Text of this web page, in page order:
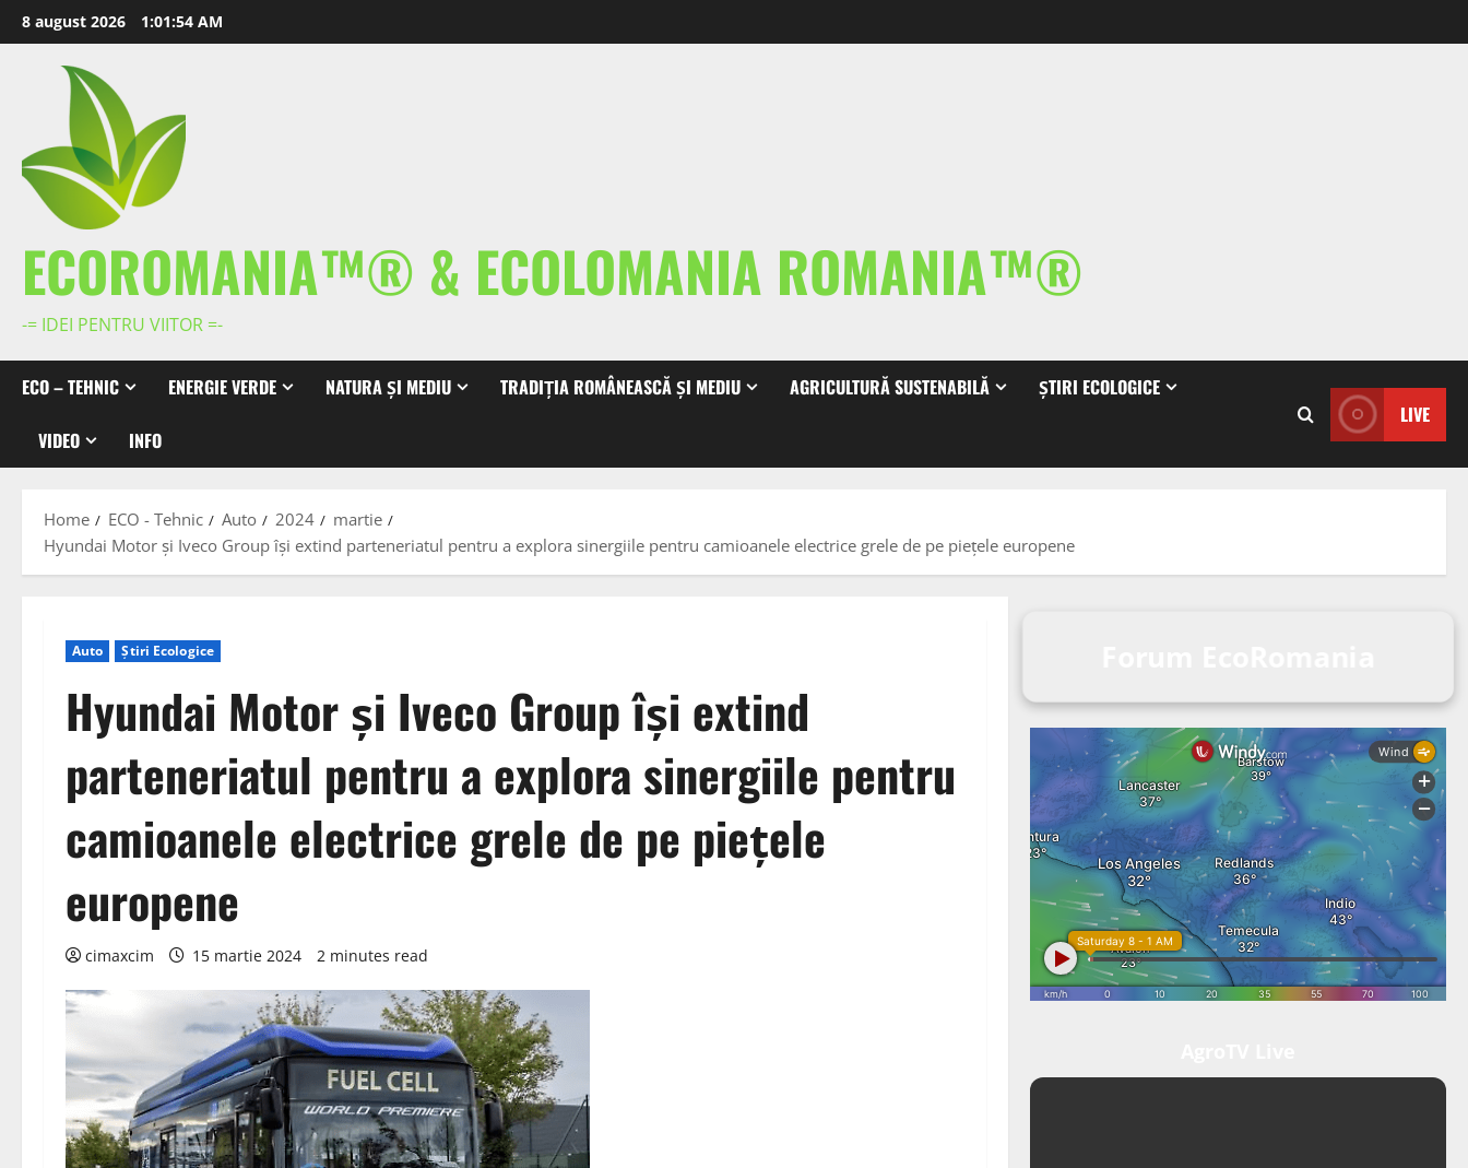
Skip
to
content
8 august 2026 1:01:55 AM
ECOROMANIA™® & ECOLOMANIA ROMANIA™®
-= IDEI PENTRU VIITOR =-
ECO – TEHNIC ENERGIE VERDE NATURA ȘI MEDIU TRADIȚIA ROMÂNEASCĂ ȘI MEDIU AGRICULTURĂ SUSTENABILĂ ȘTIRI ECOLOGICE
VIDEO INFO
LIVE
Home ECO - Tehnic Auto 2024
martie
Hyundai Motor și Iveco Group își extind parteneriatul pentru a explora sinergiile pentru camioanele electrice grele de pe piețele europene
Auto Știri Ecologice
Hyundai Motor și Iveco Group își extind
parteneriatul pentru a explora sinergiile pentru
camioanele electrice grele de pe piețele
europene
cimaxcim 15 martie 2024 2 minutes read